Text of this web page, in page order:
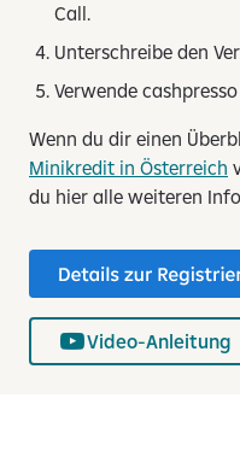
Call.
Unterschreibe den
Verwende
Wenn du dir einen
Minikredit in Österreich
du hier alle weiteren
Video-Anleitung